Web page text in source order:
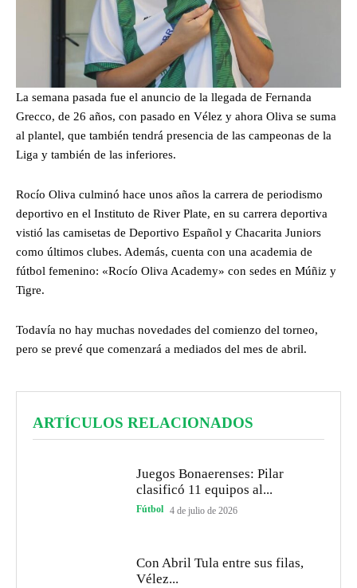
La semana pasada fue el anuncio de la llegada de Fernanda
Grecco, de 26 años, con pasado en Vélez y ahora Oliva se suma
al plantel, que también tendrá presencia de las campeonas de la
Liga y también de las inferiores.
Rocío Oliva culminó hace unos años la carrera de periodismo
deportivo en el Instituto de River Plate, en su carrera deportiva
vistió las camisetas de Deportivo Español y Chacarita Juniors
como últimos clubes. Además, cuenta con una academia de
fútbol femenino: «Rocío Oliva Academy» con sedes en Múñiz y
Tigre.
Todavía no hay muchas novedades del comienzo del torneo,
pero se prevé que comenzará a mediados del mes de abril.
ARTÍCULOS RELACIONADOS
Juegos Bonaerenses: Pilar
clasificó 11 equipos al...
Fútbol 4 de julio de 2026
Con Abril Tula entre sus filas,
Vélez...